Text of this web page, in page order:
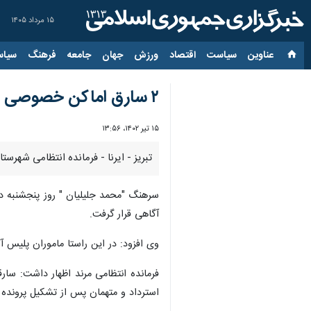
۱۵ مرداد ۱۴۰۵
عناوین‌ سیاست اقتصاد ورزش جهان جامعه فرهنگ
۲ سارق اماکن خصوصی در مرند دستگیر شدند
۱۵ تیر ۱۴۰۲، ۱۳:۵۶